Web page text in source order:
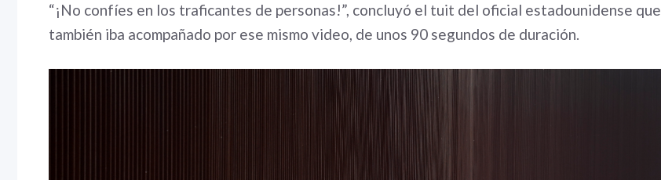
“¡No confíes en los traficantes de personas!”, concluyó el tuit del oficial estadounidense que
también iba acompañado por ese mismo video, de unos 90 segundos de duración.